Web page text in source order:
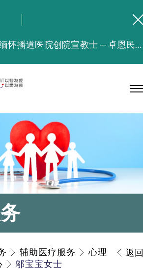
缅怀播道医院创院宣教士 — 卓恩民医生香港追思会
本院在暴雨或台风警告信号 (包括黑色暴雨及8号或以上热带气旋警告信号) 下，仍会维持有限度服务。如有查询，可致电2711 5222。
播道医院手机App已推出查阅病歷记录及求诊资料功能，请即下载
辅助医疗服务
心理
邬宝宝女士
返回